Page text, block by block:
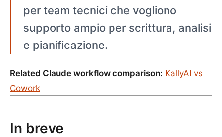
per team tecnici che vogliono
supporto ampio per scrittura, analisi
e pianificazione.
Related Claude workflow comparison: KallyAI vs
Cowork
In breve